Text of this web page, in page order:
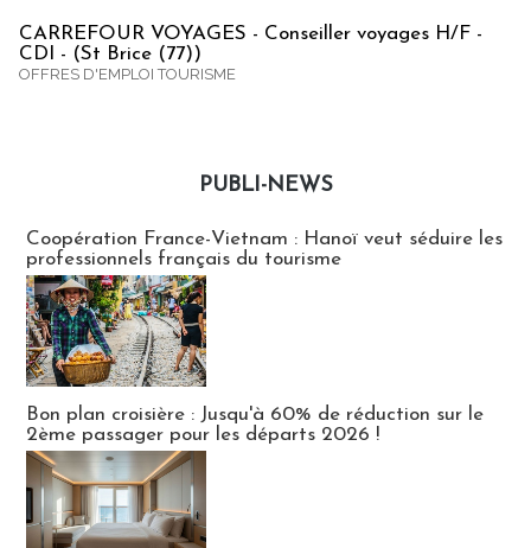
CARREFOUR VOYAGES - Conseiller voyages H/F -
CDI - (St Brice (77))
OFFRES D'EMPLOI TOURISME
PUBLI-NEWS
Coopération France-Vietnam : Hanoï veut séduire les
professionnels français du tourisme
Bon plan croisière : Jusqu'à 60% de réduction sur le
2ème passager pour les départs 2026 !